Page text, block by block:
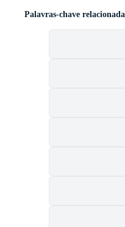
Palavras-chave